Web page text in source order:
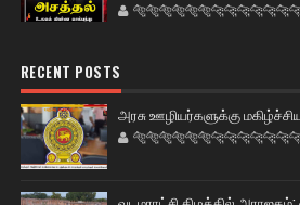
RECENT POSTS
அரசு ஊழியர்களுக்கு